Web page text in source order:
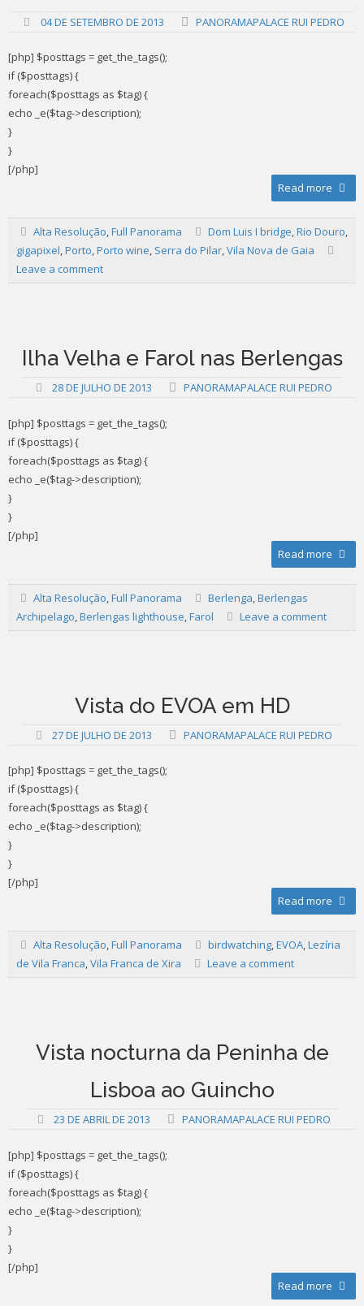
04 DE SETEMBRO DE 2013 PANORAMAPALACE RUI PEDRO
[php] $posttags = get_the_tags();
if ($posttags) {
foreach($posttags as $tag) {
echo _e($tag->description);
}
}
[/php]
Read more
Alta Resolução,Full Panorama Dom Luis I bridge,Rio Douro,
gigapixel,Porto,Porto wine, Serra do Pilar,Vila Nova de Gaia
Leave a comment
Ilha Velha e Farol nas Berlengas
28 DE JULHO DE 2013 PANORAMAPALACE RUI PEDRO
[php] $posttags = get_the_tags();
if ($posttags) {
foreach($posttags as $tag) {
echo _e($tag->description);
}
}
[/php]
Read more
Alta Resolução ,Full Panorama Berlenga Berlengas
Archipelago Berlengas lighthouse Farol Leave a comment
Vista do EVOA em HD
27 DE JULHO DE 2013 PANORAMAPALACE RUI PEDRO
[php] $posttags = get_the_tags();
if ($posttags) {
foreach($posttags as $tag) {
echo _e($tag->description);
}
}
[/php]
Read more
Alta Resolução,Full Panorama birdwatching,EVOA,Lezíria
de Vila Franca,Vila Franca de Xira Leave a comment
Vista nocturna da Peninha de
Lisboa ao Guincho
23 DE ABRIL DE 2013 PANORAMAPALACE RUI PEDRO
[php] $posttags = get_the_tags();
if ($posttags) {
foreach($posttags as $tag) {
echo _e($tag->description);
}
}
[/php]
Read more